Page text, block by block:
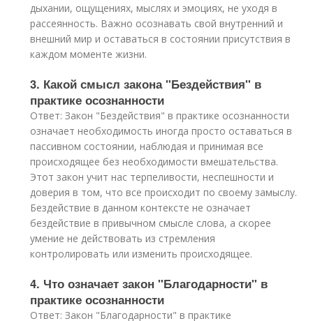
дыхании, ощущениях, мыслях и эмоциях, не уходя в
рассеянность. Важно осознавать свой внутренний и
внешний мир и оставаться в состоянии присутствия в
каждом моменте жизни.
3. Какой смысл закона "Бездействия" в
практике осознанности
Ответ: Закон "Бездействия" в практике осознанности
означает необходимость иногда просто оставаться в
пассивном состоянии, наблюдая и принимая все
происходящее без необходимости вмешательства.
Этот закон учит нас терпеливости, неспешности и
доверия в том, что все происходит по своему замыслу.
Бездействие в данном контексте не означает
бездействие в привычном смысле слова, а скорее
умение не действовать из стремления
контролировать или изменить происходящее.
4. Что означает закон "Благодарности" в
практике осознанности
Ответ: Закон "Благодарности" в практике